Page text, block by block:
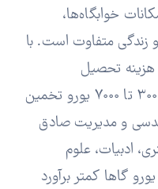
خوابگاه‌ها،
زندگی متفاوت است. با
تحصیل
کارشناسی در مجارستان را بین 3000 تا 7000 یورو تخمین
و مدیریت صادق
ادبیات، علوم
اجتماعی، زبان و موزیک از 3000 یورو گاها کمتر برآورد